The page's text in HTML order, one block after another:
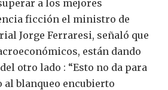
a los mejores
ficción el ministro de
Jorge Ferraresi, señaló que
están dando
otro lado : “Esto no da para
al blanqueo encubierto